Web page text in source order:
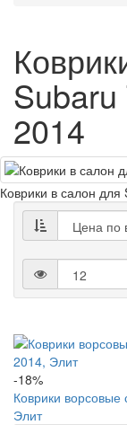
2014
Коврики в салон
-18%
Коврики ворсовые
Элит